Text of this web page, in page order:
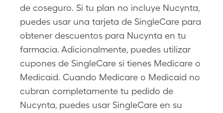
de coseguro. Si tu plan no incluye Nucynta,
puedes usar una tarjeta de SingleCare para
obtener descuentos para Nucynta en tu
farmacia. Adicionalmente, puedes utilizar
cupones de SingleCare si tienes Medicare o
Medicaid. Cuando Medicare o Medicaid no
cubran completamente tu pedido de
Nucynta, puedes usar SingleCare en su